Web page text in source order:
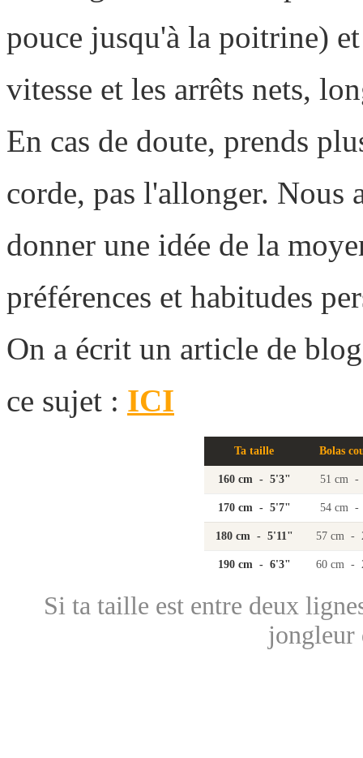
pouce jusqu'à la poitrine)
vitesse et les arrêts nets,
En cas de doute, prends
corde, pas l'allonger. Nous
donner une idée de la
préférences et habitudes
On a écrit un article de
ce sujet : ICI
Ta taille Bolas
160 cm - 5'3" 51 cm -
170 cm - 5'7" 54 cm -
180 cm - 5'11" 57 cm -
190 cm - 6'3" 60 cm -
Si ta taille est entre deux
jongleur